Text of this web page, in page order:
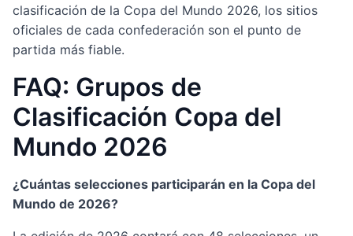
clasificación de la Copa del Mundo 2026, los sitios
oficiales de cada confederación son el punto de
partida más fiable.
FAQ: Grupos de
Clasificación Copa del
Mundo 2026
¿Cuántas selecciones participarán en la Copa del
Mundo de 2026?